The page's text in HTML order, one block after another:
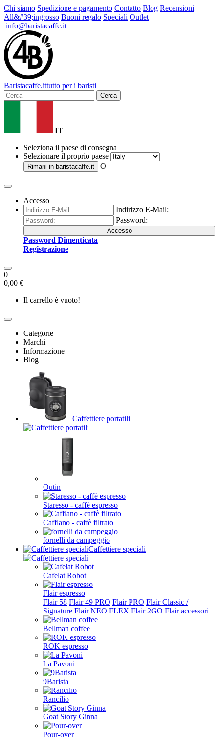
Chi siamo Spedizione e pagamento Contatto Blog Recensioni
All&#39;ingrosso Buoni regalo Speciali Outlet
info@baristacaffe.it
Baristacaffe.ittutto per i baristi
Cerca
IT
Seleziona il paese di consegna
Selezionare il proprio paese
Rimani in baristacaffe.it O
Accesso
Indirizzo E-Mail:
Password:
Accesso
Password Dimenticata
Registrazione
0
0,00 €
Il carrello è vuoto!
Categorie
Marchi
Informazione
Blog
Caffettiere portatili
Outin
Staresso - caffè espresso
Cafflano - caffè filtrato
fornelli da campeggio
Caffettiere speciali
Cafelat Robot
Flair espresso
Flair 58 Flair 49 PRO Flair PRO Flair Classic /
Signature Flair NEO FLEX Flair 2GO Flair accessori
Bellman coffee
ROK espresso
La Pavoni
9Barista
Rancilio
Goat Story Ginna
Pour-over